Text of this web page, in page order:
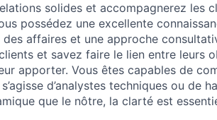
solides et accompagnerez les
possédez une excellente
des affaires et une approche
et savez faire le lien entre leurs
apporter. Vous êtes capables de
d’analystes techniques ou de
que le nôtre, la clarté est